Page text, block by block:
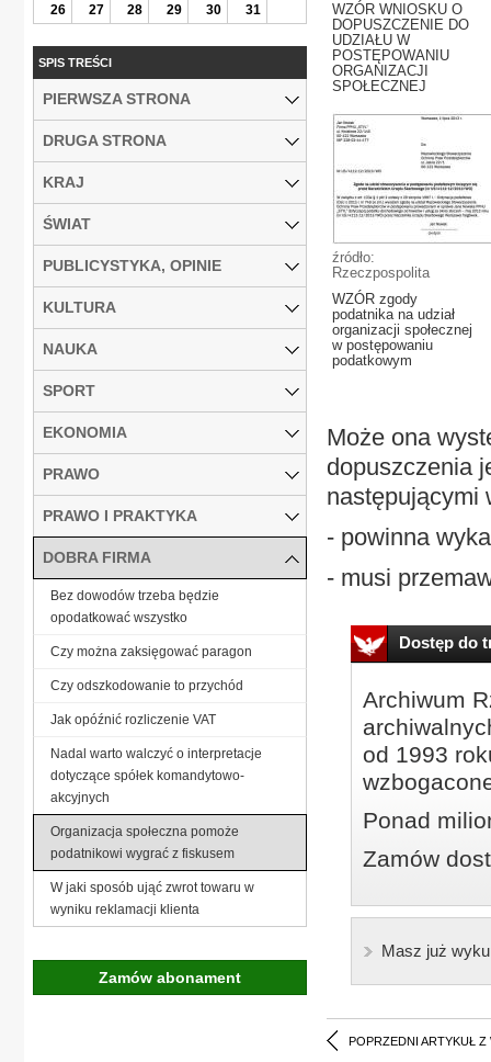
WZÓR WNIOSKU O
DOPUSZCZENIE DO
UDZIAŁU W
POSTĘPOWANIU
ORGANIZACJI
SPOŁECZNEJ
źródło:
Rzeczpospolita
WZÓR zgody
podatnika na udział
organizacji społecznej
w postępowaniu
podatkowym
Może ona
dopuszczenia
następującymi
- powinna
- musi
Dostęp do
Archiwum
od 1993
Ponad
Zamów
Masz już
POPRZEDNI ARTYKUŁ Z
26
27 28 29 30 31
SPIS TREŚCI
PIERWSZA STRONA
DRUGA STRONA
KRAJ
ŚWIAT
PUBLICYSTYKA, OPINIE
KULTURA
NAUKA
SPORT
EKONOMIA
PRAWO
PRAWO I PRAKTYKA
DOBRA FIRMA
Bez dowodów trzeba będzie
opodatkować wszystko
Czy można zaksięgować paragon
Czy odszkodowanie to przychód
Jak opóźnić rozliczenie VAT
Nadal warto walczyć o interpretacje
dotyczące spółek komandytowo-
akcyjnych
Organizacja społeczna pomoże
podatnikowi wygrać z fiskusem
W jaki sposób ująć zwrot towaru w
wyniku reklamacji klienta
Zamów abonament